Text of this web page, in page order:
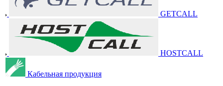
GETCALL
HOSTCALL
Кабельная продукция